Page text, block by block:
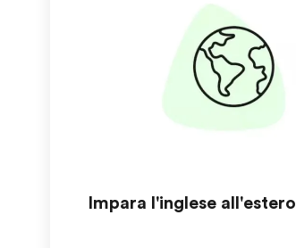
Impara l'inglese all'estero